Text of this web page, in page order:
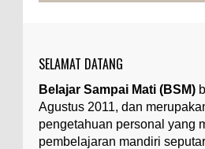
Apa yang Disebut
Ilustrasi/
pula aparatus Golgi,
diktiosom) adalah
denga...
SELAMAT DATANG
Belajar Sampai Mati (BSM)
Agustus 2011, dan
pengetahuan personal yang
pembelajaran mandiri